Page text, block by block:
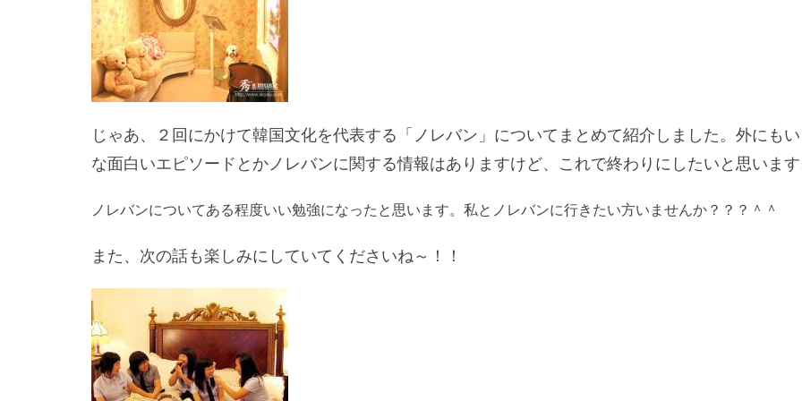
じゃあ、２回にかけて韓国文化を代表する「ノレバン」についてまとめて紹介しました。外にも
な面白いエピソードとかノレバンに関する情報はありますけど、これで終わりにしたいと思いま
ノレバンについてある程度いい勉強になったと思います。私とノレバンに行きたい方いませんか？？？＾＾
また、次の話も楽しみにしていてくださいね～！！